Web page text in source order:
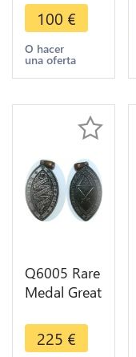
Conder Half
Penny
Token 1793
->Make
100 €
O hacer
una oferta
Q6005 Rare
Medal Great
Churchs
Helpers
225 €